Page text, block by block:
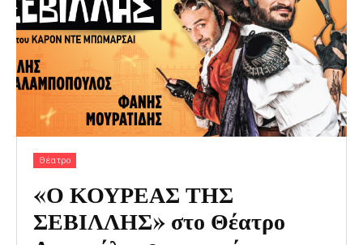
Θέατρο
«Ο ΚΟΥΡΕΑΣ ΤΗΣ
ΣΕΒΙΛΛΗΣ» στο Θέατρο